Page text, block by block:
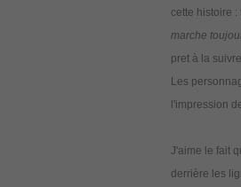
cette histoire
marche
pret à la
Les
l'impression
J'aime le fait
derrière les